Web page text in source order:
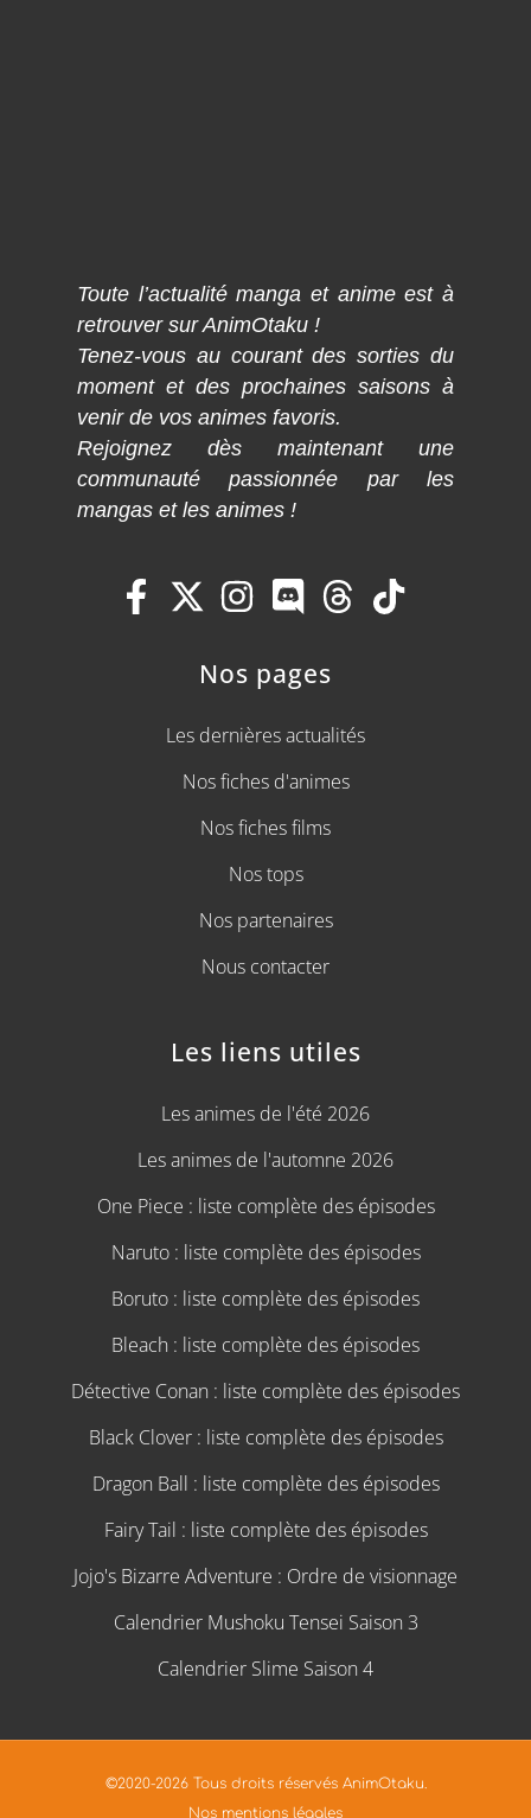
Toute l’actualité manga et anime est à
retrouver sur AnimOtaku !
Tenez-vous au courant des sorties du
moment et des prochaines saisons à
venir de vos animes favoris.
Rejoignez dès maintenant une
communauté passionnée par les
mangas et les animes !
Nos pages
Les dernières actualités
Nos fiches d'animes
Nos fiches films
Nos tops
Nos partenaires
Nous contacter
Les liens utiles
Les animes de l'été 2026
Les animes de l'automne 2026
One Piece : liste complète des épisodes
Naruto : liste complète des épisodes
Boruto : liste complète des épisodes
Bleach : liste complète des épisodes
Détective Conan : liste complète des épisodes
Black Clover : liste complète des épisodes
Dragon Ball : liste complète des épisodes
Fairy Tail : liste complète des épisodes
Jojo's Bizarre Adventure : Ordre de visionnage
Calendrier Mushoku Tensei Saison 3
Calendrier Slime Saison 4
©2020-2026 Tous droits réservés AnimOtaku.
Nos mentions légales